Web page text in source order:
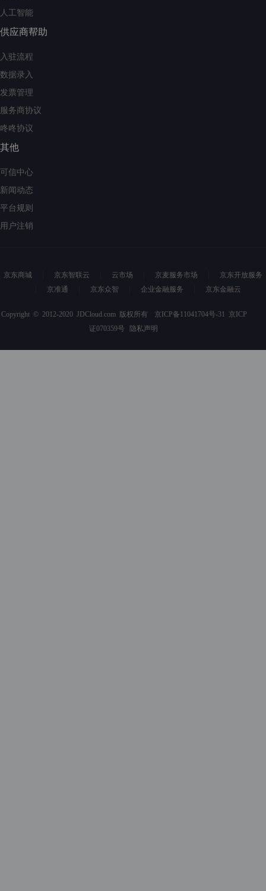
人工智能
供应商帮助
入驻流程
数据录入
发票管理
服务商协议
咚咚协议
其他
可信中心
新闻动态
平台规则
用户注销
京东商城 京东智联云 云市场 京麦服务市场
京东开放服务
京准通
京东众智 企业金融服务 京东金融云
Copyright © 2012-2020 JDCloud.com 版权所有 京ICP备11041704号-31 京ICP
证070359号
隐私声明